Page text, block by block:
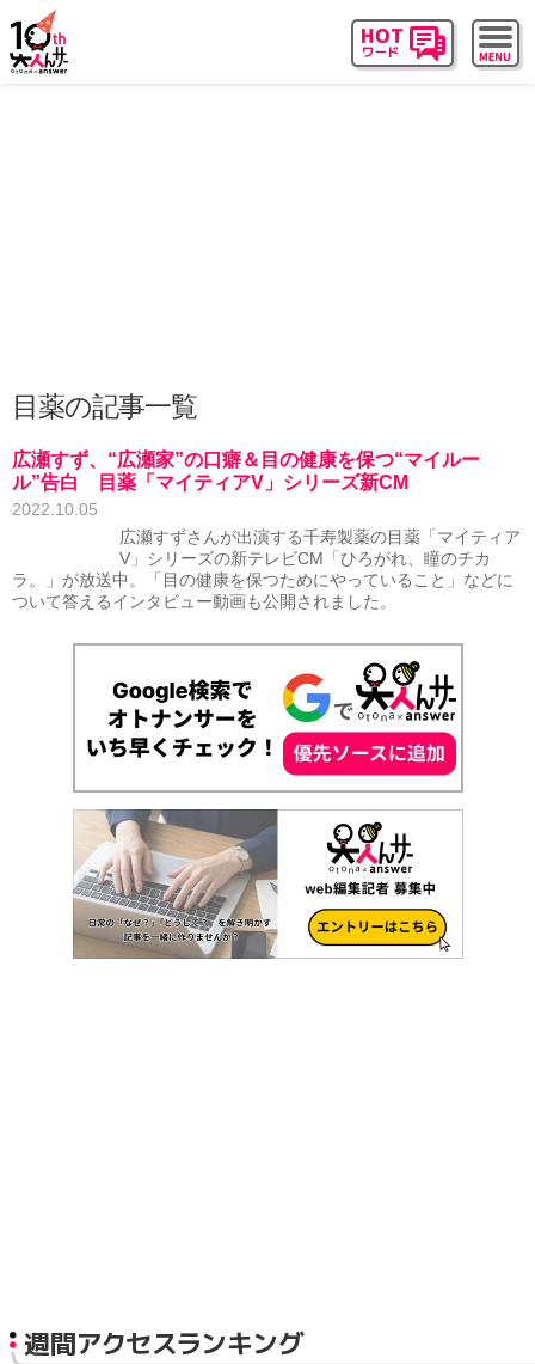
目薬の記事一覧
広瀬すず、“広瀬家”の口癖＆目の健康を保つ“マイルー
ル”告白 目薬「マイティアV」シリーズ新CM
2022.10.05
広瀬すずさんが出演する千寿製薬の目薬「マイティア
V」シリーズの新テレビCM「ひろがれ、瞳のチカ
ラ。」が放送中。「目の健康を保つためにやっていること」などに
ついて答えるインタビュー動画も公開されました。
週間アクセスランキング